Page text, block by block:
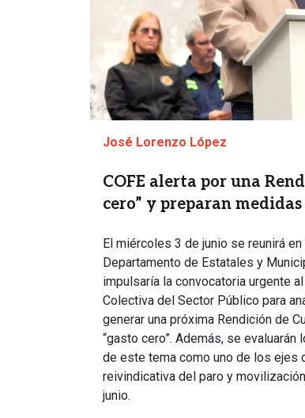
José Lorenzo López
COFE alerta por una
cero” y preparan
El miércoles 3 de junio se reunirá
Departamento de Estatales y
impulsaría la convocatoria urgente
Colectiva del Sector Público para
generar una próxima Rendición de
“gasto cero”. Además, se
de este tema como uno de los ejes
reivindicativa del paro y
junio.